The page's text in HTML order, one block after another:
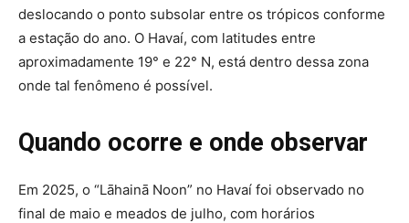
deslocando o ponto subsolar entre os trópicos conforme
a estação do ano. O Havaí, com latitudes entre
aproximadamente 19° e 22° N, está dentro dessa zona
onde tal fenômeno é possível.
Quando ocorre e onde observar
Em 2025, o “Lāhainā Noon” no Havaí foi observado no
final de maio e meados de julho, com horários